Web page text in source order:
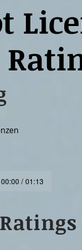
00:00 / 01:13